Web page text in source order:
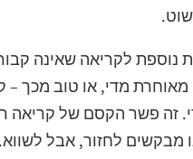
נוספת לקריאה שאינה
מאוחרת מדי, או טוב מכך
זה פשר הקסם של קריאה
מבקשים לחזור, אבל